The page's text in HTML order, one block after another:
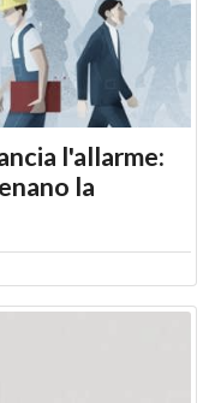
l'allarme:
la